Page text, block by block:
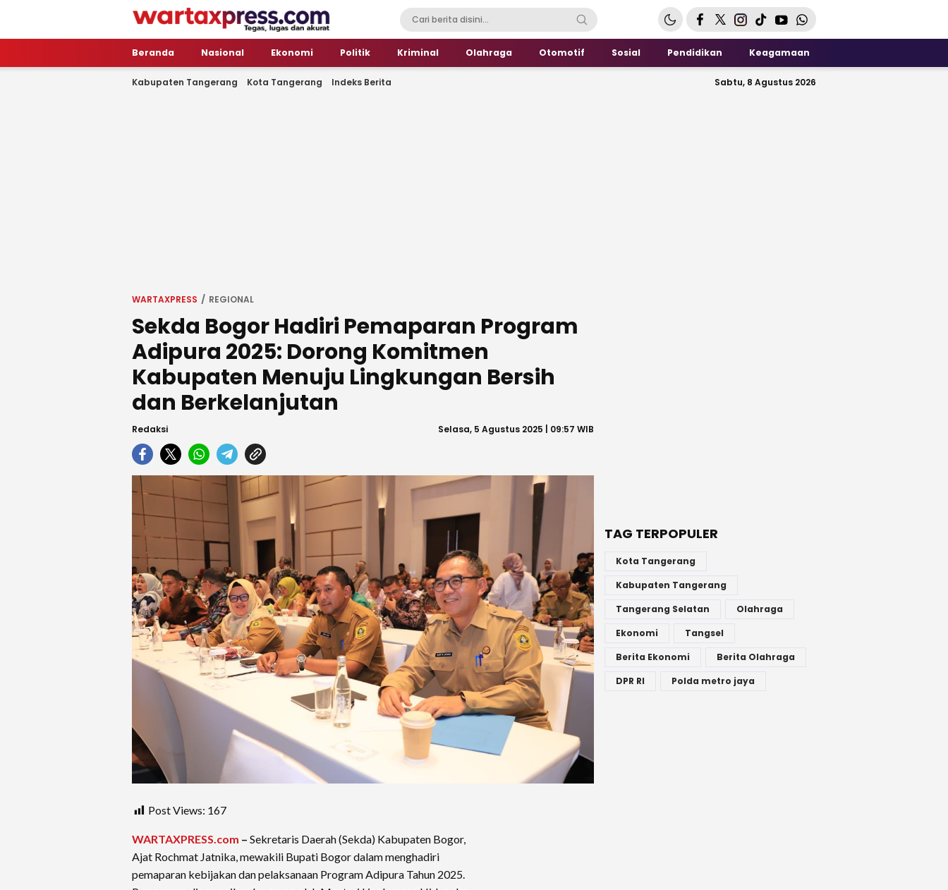
WartaXpress
Tegas, Lugas dan Akurat
Beranda Nasional Ekonomi Politik Kriminal Olahraga Otomotif Sosial Pendidikan Keagamaan
Kabupaten Tangerang Kota Tangerang Indeks Berita Sabtu, 8 Agustus 2026
WARTAXPRESS REGIONAL
Sekda Bogor Hadiri Pemaparan Program
Adipura 2025: Dorong Komitmen
Kabupaten Menuju Lingkungan Bersih
dan Berkelanjutan
Redaksi Selasa, 5 Agustus 2025 | 09:57 WIB
Post Views: 167
WARTAXPRESS.com – Sekretaris Daerah (Sekda) Kabupaten Bogor,
Ajat Rochmat Jatnika, mewakili Bupati Bogor dalam menghadiri
pemaparan kebijakan dan pelaksanaan Program Adipura Tahun 2025.
TAG TERPOPULER
Kota Tangerang
Kabupaten Tangerang
Tangerang Selatan
Olahraga
Ekonomi
Tangsel
Berita Ekonomi
Berita Olahraga
DPR RI
Polda metro jaya